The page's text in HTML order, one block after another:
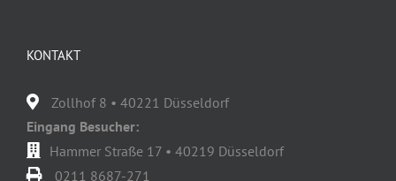
KONTAKT
Zollhof 8 • 40221 Düsseldorf
Eingang Besucher:
Hammer Straße 17 • 40219 Düsseldorf
0211 8687-271